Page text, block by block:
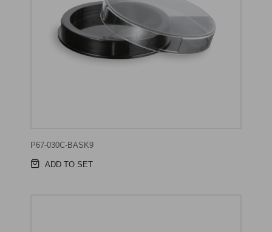
P67-030C-BASK9
ADD TO SET